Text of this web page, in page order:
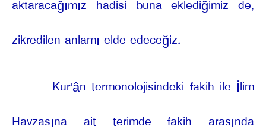
aktaracağımız hadisi buna eklediğimiz de,
zikredilen anlamı elde edeceğiz.
Kur'ân termonolojisindeki fakih ile İlim
Havzasına ait terimde fakih arasında